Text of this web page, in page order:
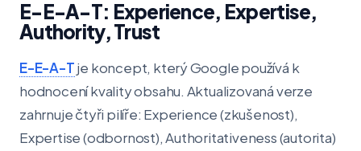
E-E-A-T: Experience, Expertise,
Authority, Trust
E-E-A-Tje koncept, který Google používá k
hodnocení kvality obsahu. Aktualizovaná verze
zahrnuje čtyři pilíře: Experience (zkušenost),
Expertise (odbornost), Authoritativeness (autorita)